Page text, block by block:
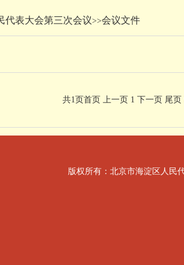
代表大会第三次会议>>会议文件
共1页首页 上一页 1 下一页 尾页
版权所有：北京市海淀区人民